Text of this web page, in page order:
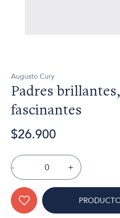
Augusto Cury
Padres
fascinantes
$26.900
- +